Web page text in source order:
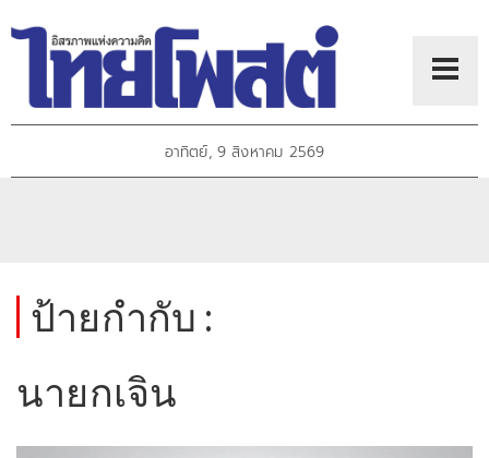
อาทิตย์, 9 สิงหาคม 2569
ป้ายกำกับ :
นายกเจิน